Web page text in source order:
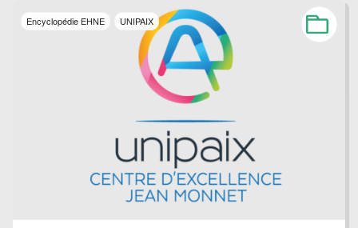
Encyclopédie EHNE UNIPAIX